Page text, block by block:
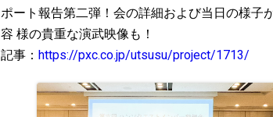
ポート報告第二弾！会の詳細および当日の様子
容 様の貴重な演武映像も！
記事： https://pxc.co.jp/utsusu/project/1713/